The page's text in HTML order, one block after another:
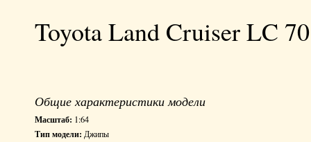
Toyota Land Cruiser LC
Общие характеристики модели
Масштаб: 1:64
Тип модели: Джипы